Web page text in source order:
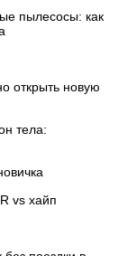
пылесосы: как
открыть новую
тела:
vs хайп